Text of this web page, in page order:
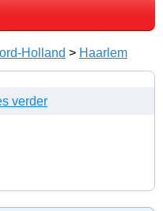
Holland > Haarlem
verder